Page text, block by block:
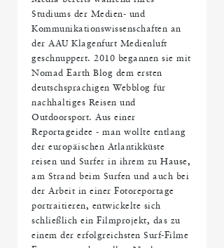
Studiums der Medien- und
Kommunikationswissenschaften an
der AAU Klagenfurt Medienluft
geschnuppert. 2010 begannen sie mit
Nomad Earth Blog dem ersten
deutschsprachigen Webblog für
nachhaltiges Reisen und
Outdoorsport. Aus einer
Reportageidee - man wollte entlang
der europäischen Atlantikküste
reisen und Surfer in ihrem zu Hause,
am Strand beim Surfen und auch bei
der Arbeit in einer Fotoreportage
portraitieren, entwickelte sich
schließlich ein Filmprojekt, das zu
einem der erfolgreichsten Surf-Filme